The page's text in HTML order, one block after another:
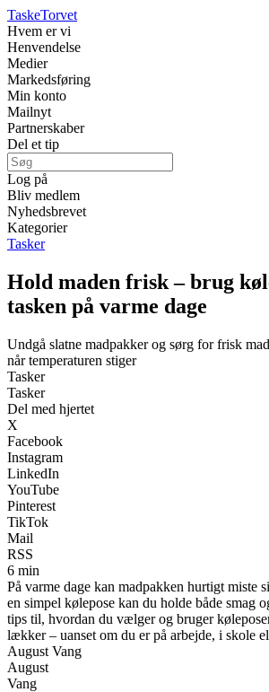
TaskeTorvet
Hvem er vi
Henvendelse
Medier
Markedsføring
Min konto
Mailnyt
Partnerskaber
Del et tip
Log på
Bliv medlem
Nyhedsbrevet
Kategorier
Tasker
Hold maden frisk – brug
tasken på varme dage
Undgå slatne madpakker og sørg for frisk
når temperaturen stiger
Tasker
Tasker
Del med hjertet
X
Facebook
Instagram
LinkedIn
YouTube
Pinterest
TikTok
Mail
RSS
6 min
På varme dage kan madpakken hurtigt miste
en simpel kølepose kan du holde både smag
tips til, hvordan du vælger og bruger
lækker – uanset om du er på arbejde, i skole
August Vang
August
Vang